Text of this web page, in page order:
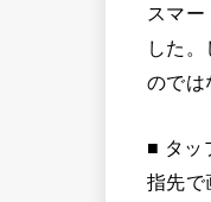
スマ
した
のでは
■ タッ
指先で